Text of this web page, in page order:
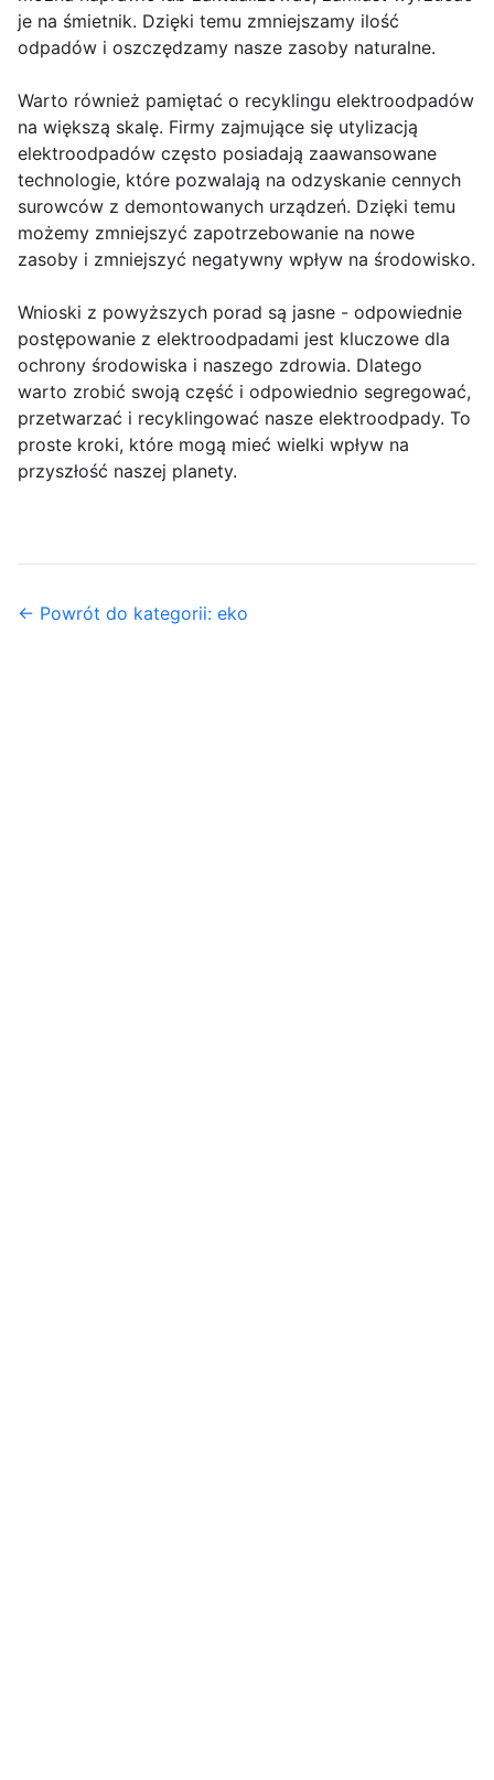
je na śmietnik. Dzięki temu zmniejszamy ilość
odpadów i oszczędzamy nasze zasoby naturalne.
Warto również pamiętać o recyklingu elektroodpadów
na większą skalę. Firmy zajmujące się utylizacją
elektroodpadów często posiadają zaawansowane
technologie, które pozwalają na odzyskanie cennych
surowców z demontowanych urządzeń. Dzięki temu
możemy zmniejszyć zapotrzebowanie na nowe
zasoby i zmniejszyć negatywny wpływ na środowisko.
Wnioski z powyższych porad są jasne - odpowiednie
postępowanie z elektroodpadami jest kluczowe dla
ochrony środowiska i naszego zdrowia. Dlatego
warto zrobić swoją część i odpowiednio segregować,
przetwarzać i recyklingować nasze elektroodpady. To
proste kroki, które mogą mieć wielki wpływ na
przyszłość naszej planety.
← Powrót do kategorii: eko